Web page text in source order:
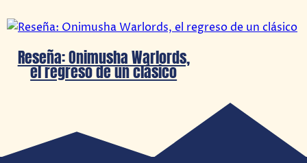
Reseña: Onimusha Warlords,
el regreso de un clásico